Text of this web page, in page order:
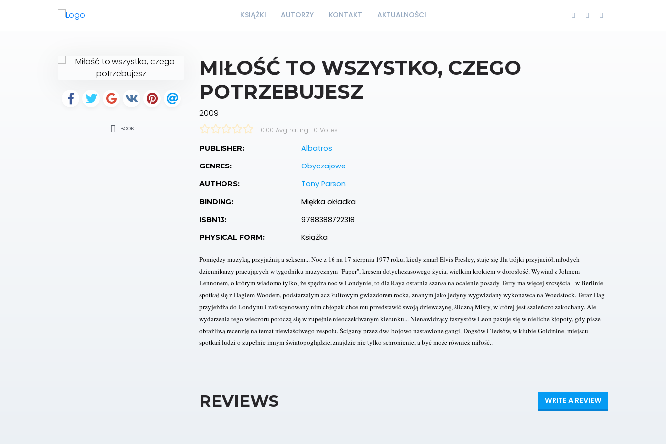
KSIĄŻKI AUTORZY KONTAKT AKTUALNOŚCI
BOOK
MIŁOŚĆ TO WSZYSTKO, CZEGO
POTRZEBUJESZ
2009
0.00 Avg rating—0 Votes
PUBLISHER: Albatros
GENRES: Obyczajowe
AUTHORS: Tony Parson
BINDING: Miękka okładka
ISBN13: 9788388722318
PHYSICAL FORM: Książka
Pomiędzy muzyką, przyjaźnią a seksem... Noc z 16 na 17 sierpnia 1977 roku, kiedy zmarł Elvis Presley, staje się dla trójki przyjaciół, młodych
dziennikarzy pracujących w tygodniku muzycznym "Paper", kresem dotychczasowego życia, wielkim krokiem w dorosłość. Wywiad z Johnem
Lennonem, o którym wiadomo tylko, że spędza noc w Londynie, to dla Raya ostatnia szansa na ocalenie posady. Terry ma więcej szczęścia - w Berlinie
spotkał się z Dagiem Woodem, podstarzałym acz kultowym gwiazdorem rocka, znanym jako jedyny wygwizdany wykonawca na Woodstock. Teraz Dag
przyjeżdża do Londynu i zafascynowany nim chłopak chce mu przedstawić swoją dziewczynę, śliczną Misty, w której jest szaleńczo zakochany. Ale
wydarzenia tego wieczoru potoczą się w zupełnie nieoczekiwanym kierunku... Nienawidzący faszystów Leon pakuje się w nieliche kłopoty, gdy pisze
obraźliwą recenzję na temat niewłaściwego zespołu. Ścigany przez dwa bojowo nastawione gangi, Dogsów i Tedsów, w klubie Goldmine, miejscu
spotkań ludzi o zupełnie innym światopoglądzie, znajdzie nie tylko schronienie, a być może również miłość..
REVIEWS WRITE A REVIEW